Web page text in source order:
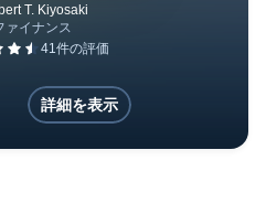
Rich Dad Poor Dad: 20th
詳細を表示